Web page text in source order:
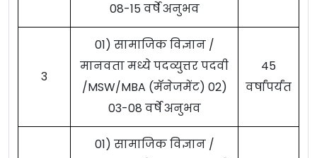
08-15 वर्षे अनुभव
3
01) सामाजिक विज्ञान /
मानवता मध्ये पदव्युत्तर पदवी
/MSW/MBA (मॅनेजमेंट) 02)
03-08 वर्षे अनुभव
45
वर्षांपर्यंत
01) सामाजिक विज्ञान /